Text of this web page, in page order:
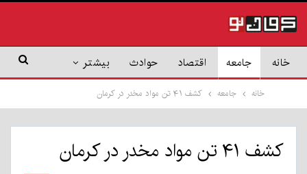
خانه جامعه اقتصاد حوادث بیشتر
خانه جامعه کشف ۴۱ تن مواد مخدر در کرمان
کشف ۴۱ تن مواد مخدر در کرمان